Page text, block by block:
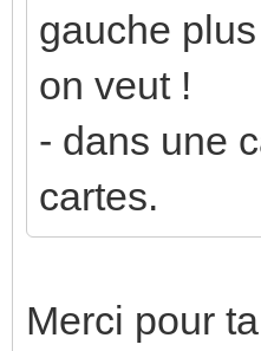
gauche
on veut !
- dans une
cartes.
Merci pour